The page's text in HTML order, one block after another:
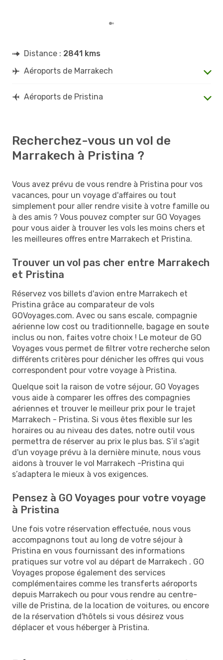
Distance : 2841 kms
Aéroports de Marrakech
Aéroports de Pristina
Recherchez-vous un vol de
Marrakech à Pristina ?
Vous avez prévu de vous rendre à Pristina pour vos
vacances, pour un voyage d'affaires ou tout
simplement pour aller rendre visite à votre famille ou
à des amis ? Vous pouvez compter sur GO Voyages
pour vous aider à trouver les vols les moins chers et
les meilleures offres entre Marrakech et Pristina.
Trouver un vol pas cher entre Marrakech
et Pristina
Réservez vos billets d'avion entre Marrakech et
Pristina grâce au comparateur de vols
GOVoyages.com. Avec ou sans escale, compagnie
aérienne low cost ou traditionnelle, bagage en soute
inclus ou non, faites votre choix ! Le moteur de GO
Voyages vous permet de filtrer votre recherche selon
différents critères pour dénicher les offres qui vous
correspondent pour votre voyage à Pristina.
Quelque soit la raison de votre séjour, GO Voyages
vous aide à comparer les offres des compagnies
aériennes et trouver le meilleur prix pour le trajet
Marrakech - Pristina. Si vous êtes flexible sur les
horaires ou au niveau des dates, notre outil vous
permettra de réserver au prix le plus bas. S’il s'agit
d'un voyage prévu à la dernière minute, nous vous
aidons à trouver le vol Marrakech -Pristina qui
s’adaptera le mieux à vos exigences.
Pensez à GO Voyages pour votre voyage
à Pristina
Une fois votre réservation effectuée, nous vous
accompagnons tout au long de votre séjour à
Pristina en vous fournissant des informations
pratiques sur votre vol au départ de Marrakech . GO
Voyages propose également des services
complémentaires comme les transferts aéroports
depuis Marrakech ou pour vous rendre au centre-
ville de Pristina, de la location de voitures, ou encore
de la réservation d'hôtels si vous désirez vous
déplacer et vous héberger à Pristina.